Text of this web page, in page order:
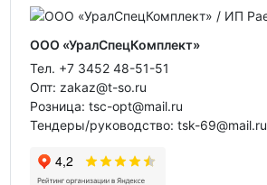
ООО «УралСпецКомплект»
Тел. +7 3452 48-51-51
Опт: zakaz@t-so.ru
Розница: tsc-opt@mail.ru
Тендеры/руководство: tsk-69@mail.ru